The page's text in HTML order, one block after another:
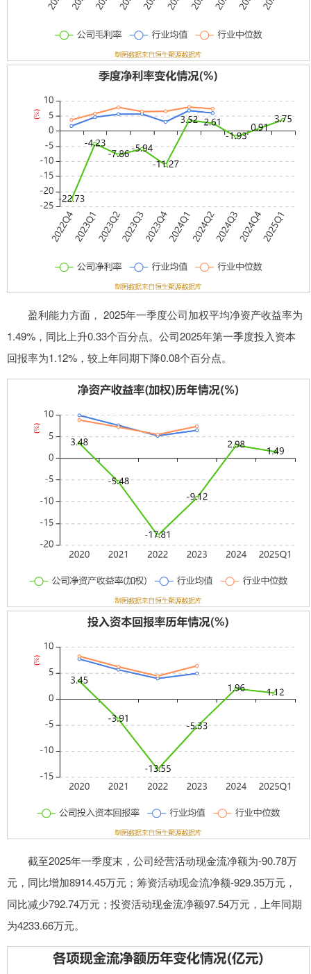
盈利能力方面， 2025年一季度公司加权平均净资产收益率为
1.49%，同比上升0.33个百分点。公司2025年第一季度投入资本
回报率为1.12%，较上年同期下降0.08个百分点。
截至2025年一季度末，公司经营活动现金流净额为-90.78万
元，同比增加8914.45万元；筹资活动现金流净额-929.35万元，
同比减少792.74万元；投资活动现金流净额97.54万元，上年同期
为4233.66万元。